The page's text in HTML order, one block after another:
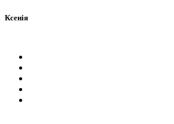
Ксенія